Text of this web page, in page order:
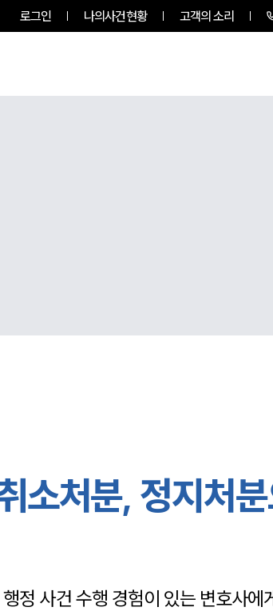
로그인 나의사건현황 고객의 소리
소처분, 정지처
정 사건 수행 경험이 있는 변호사에